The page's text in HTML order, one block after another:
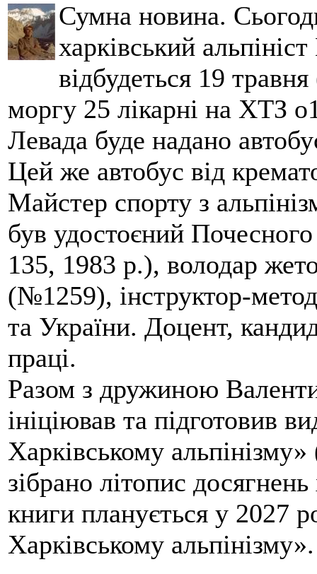
Сумна новина.
харківський
відбудеться 19
моргу 25 лікарні на ХТЗ
Левада буде надано
Цей же автобус від
Майстер спорту з
був удостоєний
135, 1983 р.), володар
(№1259), інструктор-
та України. Доцент,
праці.
Разом з дружиною
ініціював та підготовив
Харківському
зібрано літопис
книги планується у 2027
Харківському альпінізму».